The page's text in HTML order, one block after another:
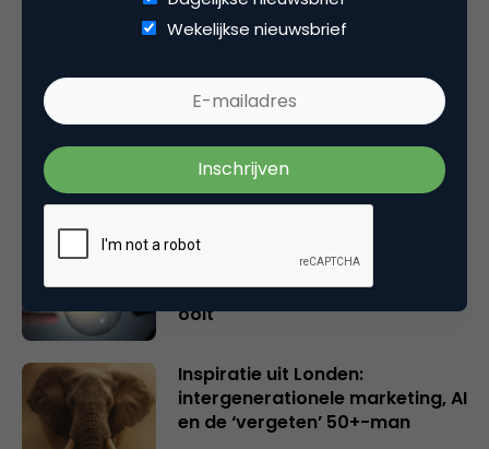
Wake-upcall voor ontwerpers
en merkeigenaren
van innovatie en ontsluiter en
verbinder van industrieën
belangrijker en urgenter dan
ooit
Inspiratie uit Londen:
intergenerationele marketing, AI
en de ‘vergeten’ 50+-man
Wekelijkse nieuwsbrief